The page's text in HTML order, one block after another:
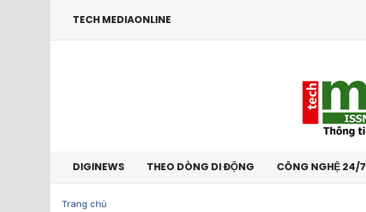
TECH MEDIAONLINE
DIGINEWS THEO DÒNG DI ĐỘNG CÔNG NGHỆ 24/7
Trang chủ